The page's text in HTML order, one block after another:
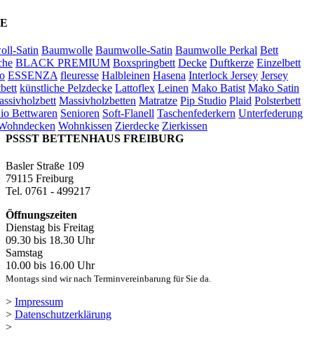
Satin Baumwolle Baumwolle-Satin Baumwolle Perkal Bett
BLACK PREMIUM Boxspringbett Decke Duftkerze Einzelbett
ESSENZA fleuresse Halbleinen Hasena Interlock Jersey Jersey
künstliche Pelzdecke Lattoflex Leinen Mako Batist Mako Satin
Massivholzbetten Matratze Pip Studio Plaid Polsterbett
Bettwaren Senioren Soft-Flanell Taschenfederkern Unterfederung
Wohnkissen Zierdecke Zierkissen
PSSST BETTENHAUS FREIBURG
Basler Straße 109
79115 Freiburg
Tel. 0761 - 499217
Öffnungszeiten
Dienstag bis Freitag
09.30 bis 18.30 Uhr
Samstag
10.00 bis 16.00 Uhr
Montags sind wir nach Terminvereinbarung für Sie da.
> Impressum
> Datenschutzerklärung
>